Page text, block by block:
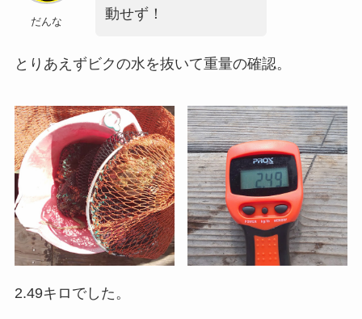
だんな
動せず！
とりあえずビクの水を抜いて重量の確認。
2.49キロでした。